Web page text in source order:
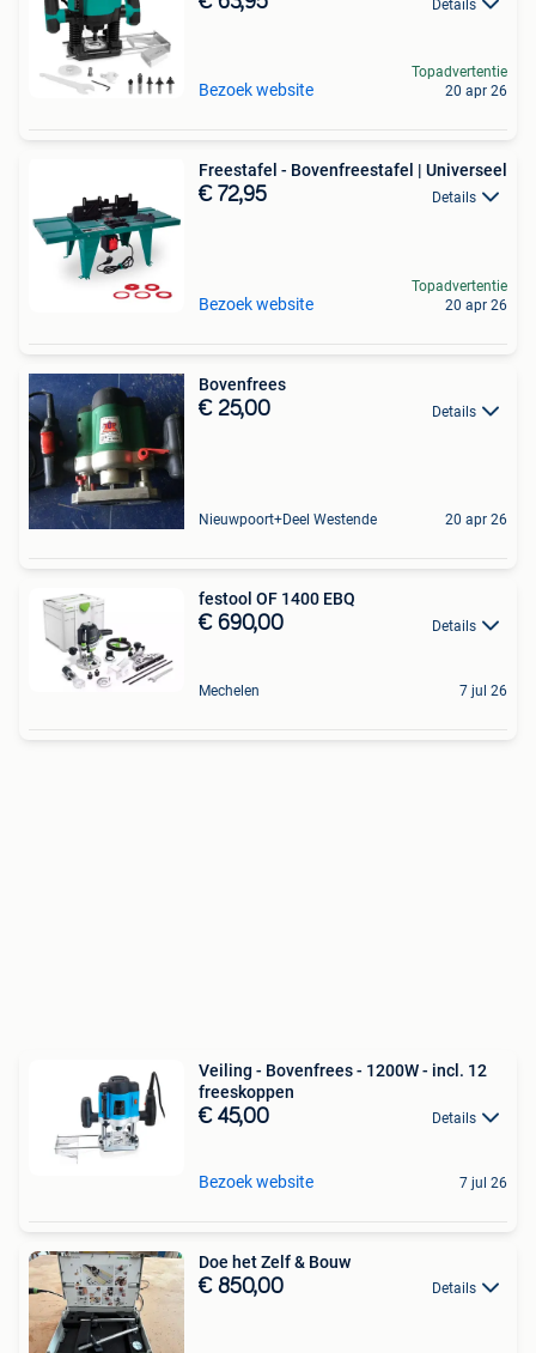
Details
Bezoek website
Topadvertentie
20 apr 26
Freestafel - Bovenfreestafel | Universeel
€ 72,95 Details
Bezoek website
Topadvertentie
20 apr 26
Bovenfrees
€ 25,00 Details
Nieuwpoort+Deel Westende 20 apr 26
festool OF 1400 EBQ
€ 690,00 Details
Mechelen 7 jul 26
Veiling - Bovenfrees - 1200W - incl. 12
freeskoppen
€ 45,00 Details
Bezoek website 7 jul 26
Doe het Zelf & Bouw
€ 850,00 Details